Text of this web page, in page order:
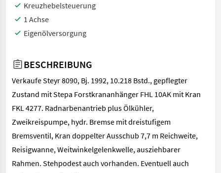
Kreuzhebelsteuerung
1 Achse
Eigenölversorgung
BESCHREIBUNG
Verkaufe Steyr 8090, Bj. 1992, 10.218 Bstd., gepflegter
Zustand mit Stepa Forstkrananhänger FHL 10AK mit Kran
FKL 4277. Radnarbenantrieb plus Ölkühler,
Zweikreispumpe, hydr. Bremse mit dreistufigem
Bremsventil, Kran doppelter Ausschub 7,7 m Reichweite,
Reisigwanne, Weitwinkelgelenkwelle, ausziehbarer
Rahmen. Stehpodest auch vorhanden. Eventuell auch